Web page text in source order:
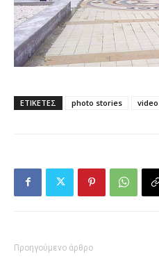
ΕΤΙΚΕΤΕΣ photo stories video
Προηγούμενο άρθρο